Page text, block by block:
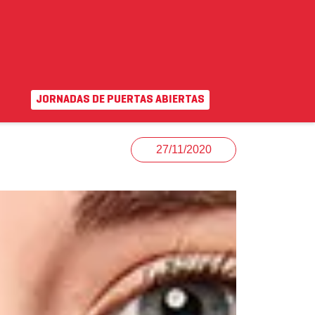
Campus virtual EN|VA
JORNADAS DE PUERTAS ABIERTAS
27/11/2020